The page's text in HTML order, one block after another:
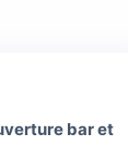
bar et